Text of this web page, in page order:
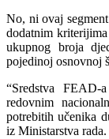
No, ni ovaj
dodatnim
ukupnog broja
pojedinoj osnovnoj
“Sredstva
redovnim
potrebitih učenika
iz Ministarstva rada.